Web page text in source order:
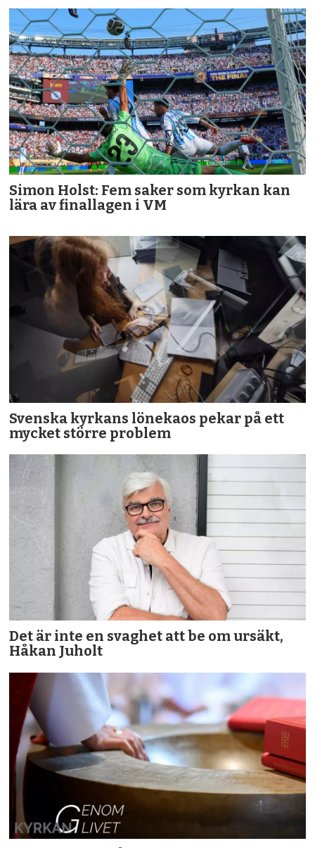
Simon Holst: Fem saker som kyrkan kan
lära av finallagen i VM
Svenska kyrkans lönekaos pekar på ett
mycket större problem
Det är inte en svaghet att be om ursäkt,
Håkan Juholt